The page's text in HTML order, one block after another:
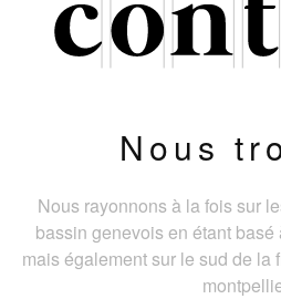
Nous
Nous rayonnons à la fois sur
bassin genevois en étant
mais également sur le sud de la